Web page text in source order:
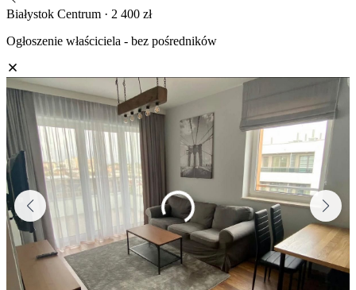
Białystok Centrum · 2 400 zł
Ogłoszenie właściciela - bez pośredników